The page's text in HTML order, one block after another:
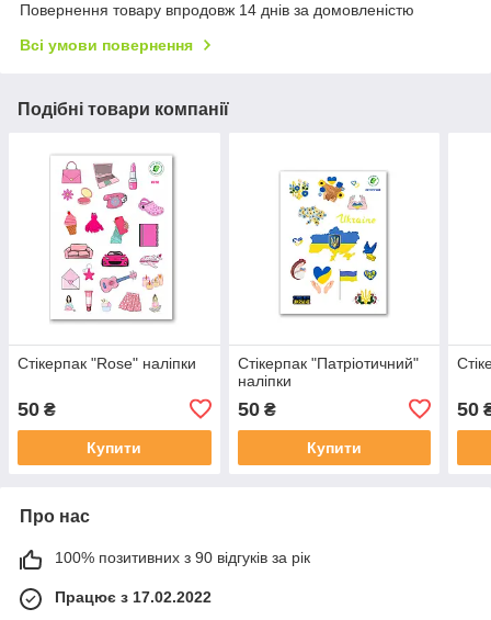
Повернення товару впродовж 14 днів за домовленістю
Всі умови повернення
Подібні товари компанії
Стікерпак "Rose" наліпки
50 ₴
Купити
Стікерпак "Патріотичний"
наліпки
50₴
Купити
50
Про нас
100% позитивних з 90 відгуків за рік
Працює з 17.02.2022